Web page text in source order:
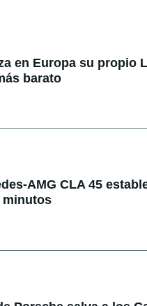
en Europa su propio
barato
AMG CLA 45
minutos